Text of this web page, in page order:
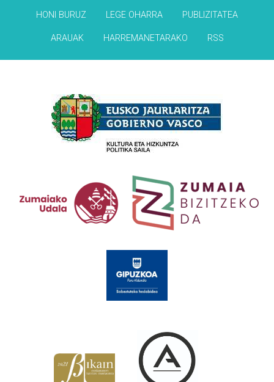
HONI BURUZ LEGE OHARRA PUBLIZITATEA
ARAUAK HARREMANETARAKO RSS